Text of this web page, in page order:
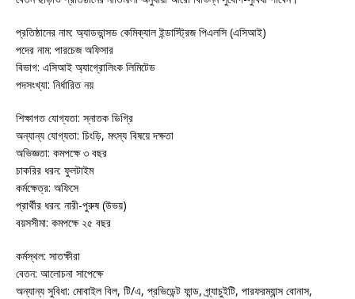
প্রতিষ্ঠানের নাম: অ্যাডভান্সড কেমিক্যাল ইন্ডাস্ট্রিজ পিএলসি (এসিআই)
পদের নাম: পারচেজ অফিসার
বিভাগ: এসিআই অ্যাগ্রোলিংক লিমিটেড
পদসংখ্যা: নির্ধারিত নয়
শিক্ষাগত যোগ্যতা: স্নাতক ডিগ্রি
অন্যান্য যোগ্যতা: চিংড়ি, মৎস্য বিষয়ে দক্ষতা
অভিজ্ঞতা: কমপক্ষে ৩ বছর
চাকরির ধরন: ফুলটাইম
কর্মক্ষেত্র: অফিসে
প্রার্থীর ধরন: নারী-পুরুষ (উভয়)
বয়সসীমা: কমপক্ষে ২৫ বছর
কর্মস্থল: সাতক্ষীরা
বেতন: আলোচনা সাপেক্ষে
অন্যান্য সুবিধা: মোবাইল বিল, টি/এ, প্রভিডেন্ট ফান্ড, গ্র্যাচুইটি, পারফরম্যান্স বোনাস,